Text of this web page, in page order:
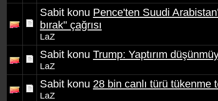
Sabit konu Pence'ten Suudi
bırak" çağrısı
LaZ
Sabit konu Trump: Yaptırım
LaZ
Sabit konu 28 bin canlı türü tükenme
LaZ